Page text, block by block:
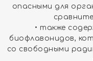
опасными для
• также
биофлавонидов,
со свободными